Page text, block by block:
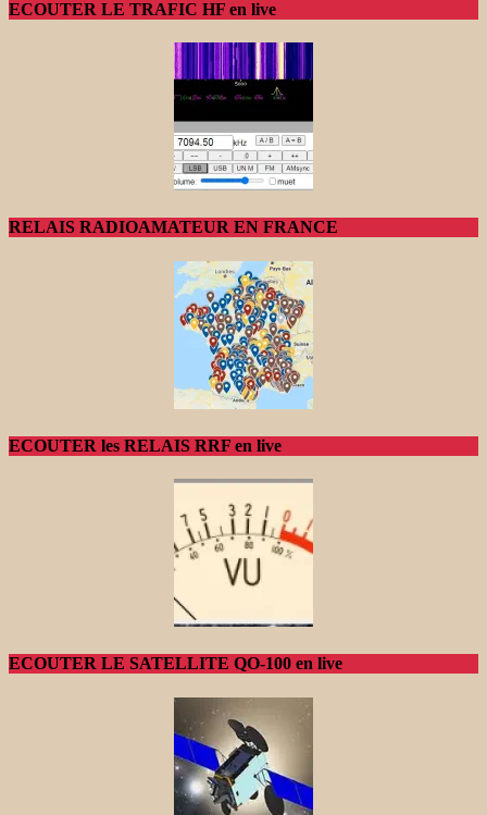
ECOUTER LE TRAFIC HF en live
RELAIS RADIOAMATEUR EN FRANCE
ECOUTER les RELAIS RRF en live
ECOUTER LE SATELLITE QO-100 en live